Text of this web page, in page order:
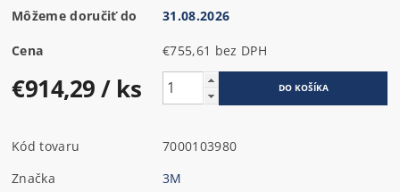
Môžeme doručiť do 31.08.2026
Cena €755,61 bez DPH
€914,29/ ks
Kód tovaru
7000103980
Značka
3M